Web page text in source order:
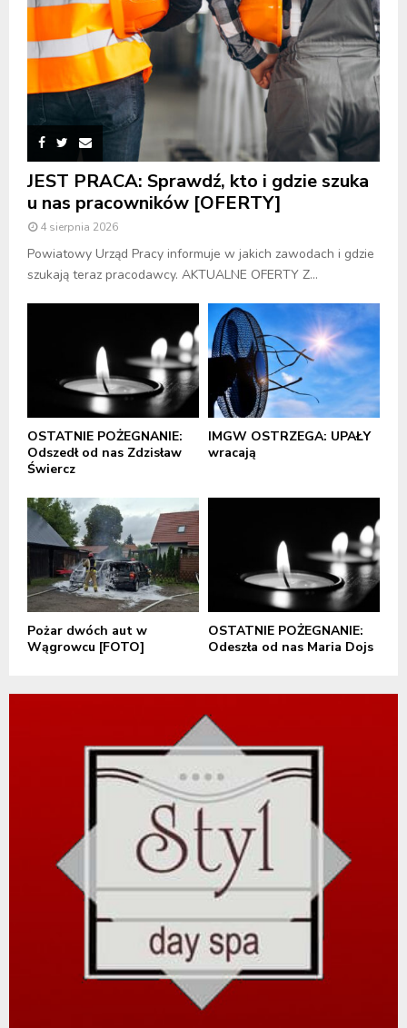
JEST PRACA: Sprawdź, kto i gdzie szuka
u nas pracowników [OFERTY]
4 sierpnia 2026
Powiatowy Urząd Pracy informuje w jakich zawodach i gdzie
szukają teraz pracodawcy. AKTUALNE OFERTY Z...
OSTATNIE POŻEGNANIE:
Odszedł od nas Zdzisław
Świercz
IMGW OSTRZEGA: UPAŁY
wracają
Pożar dwóch aut w
Wągrowcu [FOTO]
OSTATNIE POŻEGNANIE:
Odeszła od nas Maria Dojs